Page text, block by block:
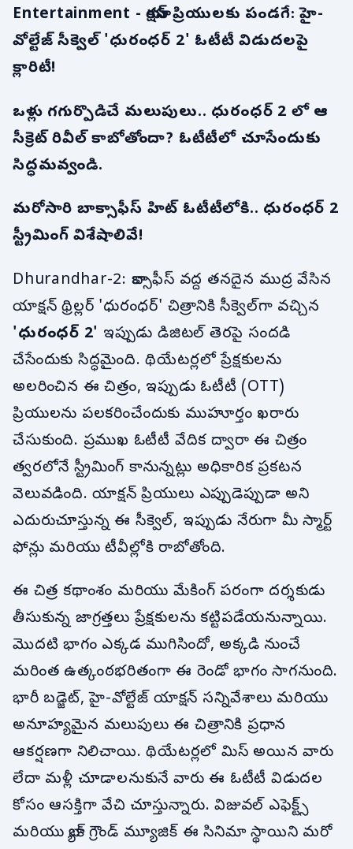
Entertainment - యాక్షన్ ప్రియులకు పండగే: హై-
వోల్టేజ్ సీక్వెల్ 'ధురంధర్ 2' ఓటీటీ విడుదలపై
క్లారిటీ!
ఒళ్లు గగుర్పొడిచే మలుపులు.. ధురంధర్ 2 లో ఆ
సీక్రెట్ రివీల్ కాబోతోందా? ఓటీటీలో చూసేందుకు
సిద్ధమవ్వండి.
మరోసారి బాక్సాఫీస్ హిట్ ఓటీటీలోకి.. ధురంధర్ 2
స్ట్రీమింగ్ విశేషాలివే!
Dhurandhar-2: బాక్సాఫీస్ వద్ద తనదైన ముద్ర వేసిన
యాక్షన్ థ్రిల్లర్ 'ధురంధర్' చిత్రానికి సీక్వెల్‌గా వచ్చిన
'ధురంధర్ 2' ఇప్పుడు డిజిటల్ తెరపై సందడి
చేసేందుకు సిద్ధమైంది. థియేటర్లలో ప్రేక్షకులను
అలరించిన ఈ చిత్రం, ఇప్పుడు ఓటీటీ (OTT)
ప్రియులను పలకరించేందుకు ముహూర్తం ఖరారు
చేసుకుంది. ప్రముఖ ఓటీటీ వేదిక ద్వారా ఈ చిత్రం
త్వరలోనే స్ట్రీమింగ్ కానున్నట్లు అధికారిక ప్రకటన
వెలువడింది. యాక్షన్ ప్రియులు ఎప్పుడెప్పుడా అని
ఎదురుచూస్తున్న ఈ సీక్వెల్, ఇప్పుడు నేరుగా మీ స్మార్ట్
ఫోన్లు మరియు టీవీల్లోకి రాబోతోంది.
ఈ చిత్ర కథాంశం మరియు మేకింగ్ పరంగా దర్శకుడు
తీసుకున్న జాగ్రత్తలు ప్రేక్షకులను కట్టిపడేయనున్నాయి.
మొదటి భాగం ఎక్కడ ముగిసిందో, అక్కడి నుంచే
మరింత ఉత్కంఠభరితంగా ఈ రెండో భాగం సాగనుంది.
భారీ బడ్జెట్, హై-వోల్టేజ్ యాక్షన్ సన్నివేశాలు మరియు
అనూహ్యమైన మలుపులు ఈ చిత్రానికి ప్రధాన
ఆకర్షణగా నిలిచాయి. థియేటర్లలో మిస్ అయిన వారు
లేదా మళ్లీ చూడాలనుకునే వారు ఈ ఓటీటీ విడుదల
కోసం ఆసక్తిగా వేచి చూస్తున్నారు. విజువల్ ఎఫెక్ట్స్
మరియు బ్యాక్ గ్రౌండ్ మ్యూజిక్ ఈ సినిమా స్థాయిని మరో